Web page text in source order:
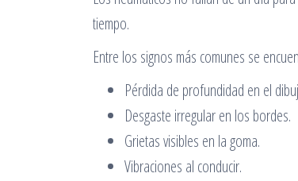
tiempo.
Entre los signos más comunes se
Pérdida de profundidad en el
Desgaste irregular en los bordes.
Grietas visibles en la goma.
Vibraciones al conducir.